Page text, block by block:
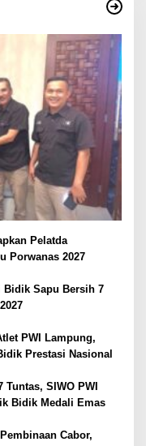
Pelatda
Porwanas 2027
Bidik Sapu Bersih 7
PWI Lampung,
Prestasi Nasional
Tuntas, SIWO PWI
Bidik Medali Emas
Cabor,